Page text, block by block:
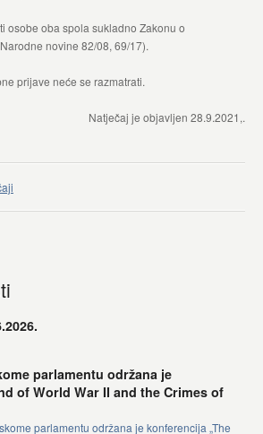
osobe oba spola sukladno Zakonu o
novine 82/08, 69/17).
prijave neće se razmatrati.
Natječaj je objavljen 28.9.2021,.
parlamentu održana je
of World War II and the Crimes of
parlamentu održana je konferencija „The